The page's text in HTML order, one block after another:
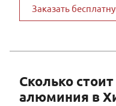
Заказать
Сколько
алюминия в